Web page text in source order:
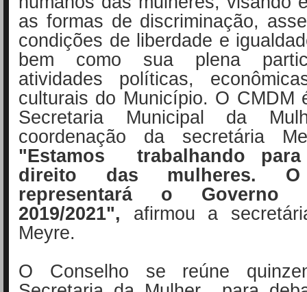
as formas de discriminação,
condições de liberdade e
bem como sua plena
atividades políticas,
culturais do Município. O CMDM
Secretaria Municipal da
coordenação da secretária
"Estamos trabalhando
direito das mulheres. O
representará o Governo
2019/2021", afirmou a
Meyre.
O Conselho se reúne